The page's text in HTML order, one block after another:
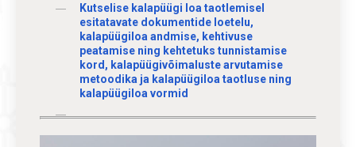
Kutselise kalapüügi loa taotlemisel
esitatavate dokumentide loetelu,
kalapüügiloa andmise, kehtivuse
peatamise ning kehtetuks tunnistamise
kord, kalapüügivõimaluste arvutamise
metoodika ja kalapüügiloa taotluse ning
kalapüügiloa vormid